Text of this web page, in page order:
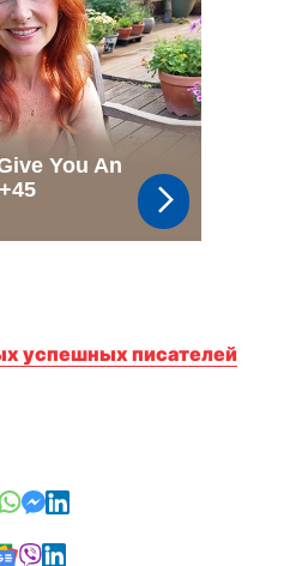
успешных писателей
в Telegram
в Facebook
в Xв Viber
отправить в Whatsapp
отправить в Messenger
отправить в LinkedIn
в Telegram
в Facebook
в X
Читайте в Google news
Читайте в Viber
Читайте в LinkedIn